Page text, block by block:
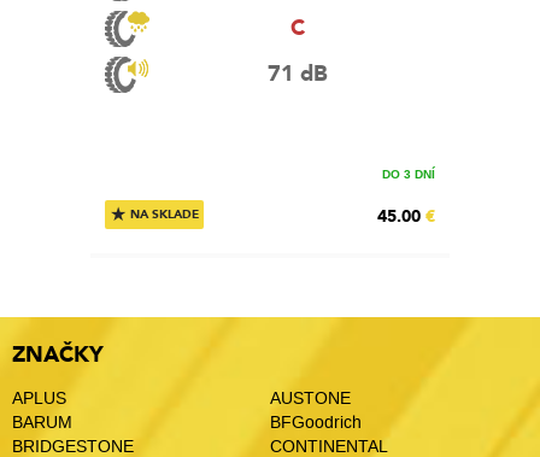
C
71 dB
★ NA SKLADE
DO 3 DNÍ
45.00 €
ZNAČKY
APLUS
AUSTONE
BARUM
BFGoodrich
BRIDGESTONE
CONTINENTAL